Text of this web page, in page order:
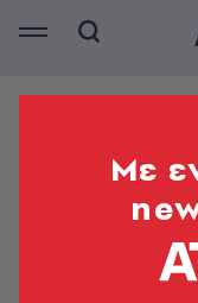
Mε